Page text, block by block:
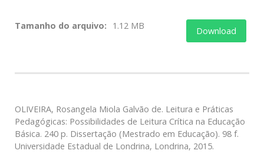
Tamanho do arquivo: 1.12 MB Download
OLIVEIRA, Rosangela Miola Galvão de. Leitura e Práticas
Pedagógicas: Possibilidades de Leitura Crítica na Educação
Básica. 240 p. Dissertação (Mestrado em Educação). 98 f.
Universidade Estadual de Londrina, Londrina, 2015.